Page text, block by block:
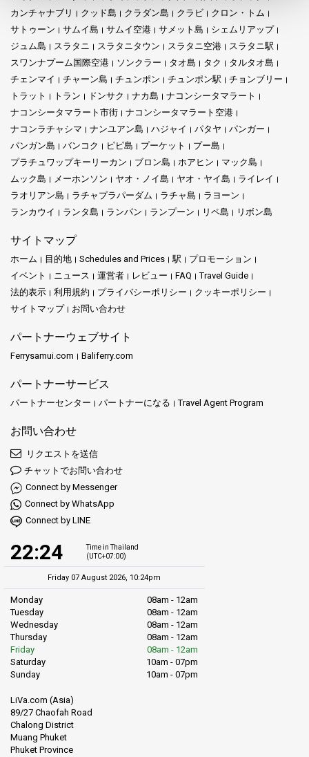
カンチャナブリ
クッド島 クラダン島 クラビ
クロン・トム
サトゥーン
サムイ島 サムイ空港 サメット島
シェムリアップ
ジュム島
スラタニ スラタニタウン スラタニ空港
スラタニ駅
スワンナプーム国際空港
ソンクラー タオ島 タク
タルタオ島
チェンマイ
チャーン島 チュンポン チュンポン駅
チョンブリー
トラット
トラン ドンサク ナカ島
ナコンシータマラート
ナコンシータマラート市街
ナコンシータマラート空港
ナコンラチャシマ
ナンユアン島 ハジャイ パタヤ
パンガー
パンガン島
バンコク ピピ島 プーケット
プー島
プラチュワップキーリーカン
ブロン島 ホアヒン
マック島
ムック島
メーホンソン ヤオ・ノイ島 ヤオ・ヤイ島
ライレイ
ラオリアン島
ラチャプラパーダム ラチャ島
ラヨーン
ランカウイ
ランタ島 ランパン ランプーン リペ島 リボン島
サイトマップ
ホーム 目的地 Schedules and Prices 駅
プロモーション
イベント
ニュース 運営者 レビュー FAQ
Travel Guide
法的表示
利用規約 プライバシーポリシー
クッキーポリシー
サイトマップ
お問い合わせ
パートナーウェブサイト
Ferrysamui.com Baliferry.com
パートナーサービス
パートナーセンター パートナーになる Travel Agent Program
お問い合わせ
リクエストを送信
チャットでお問い合わせ
Connect by Messenger
Connect by WhatsApp
Connect by LINE
22:24
Time in Thailand
(UTC+07:00)
Friday 07 August 2026, 10:24pm
Monday
08am - 12am
Tuesday
08am - 12am
Wednesday
08am - 12am
Thursday
08am - 12am
Friday
08am - 12am
Saturday
10am - 07pm
Sunday
10am - 07pm
LiVa.com (Asia)
89/27 Chaofah Road
Chalong District
Muang Phuket
Phuket Province